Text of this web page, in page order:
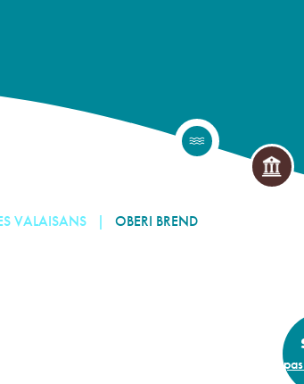
VALAISANS OBERI BREND